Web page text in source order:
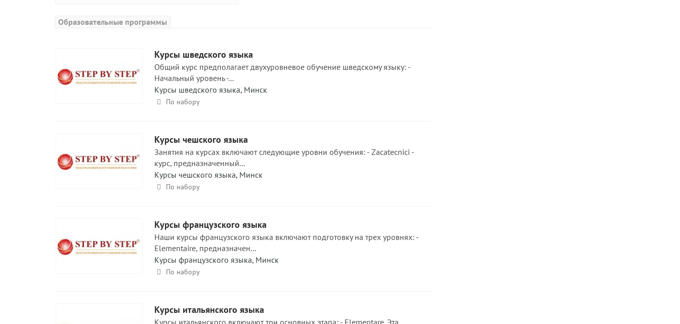
Образовательные программы
Курсы шведского языка
Общий курс предполагает двухуровневое обучение шведскому языку: -
Начальный уровень -...
Курсы шведского языка, Минск
По набору
Курсы чешского языка
Занятия на курсах включают следующие уровни обучения: - Zacatecnici -
курс, предназначенный...
Курсы чешского языка, Минск
По набору
Курсы французского языка
Наши курсы французского языка включают подготовку на трех уровнях: -
Elementaire, предназначен...
Курсы французского языка, Минск
По набору
Курсы итальянского языка
Курсы итальянского включают три основных этапа: - Elementare. Эта